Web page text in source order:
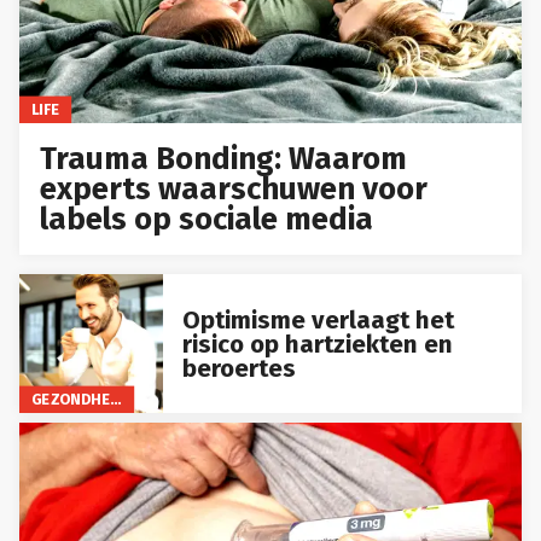
LIFE
Trauma Bonding: Waarom
experts waarschuwen voor
labels op sociale media
GEZONDHEID
Optimisme verlaagt het
risico op hartziekten en
beroertes